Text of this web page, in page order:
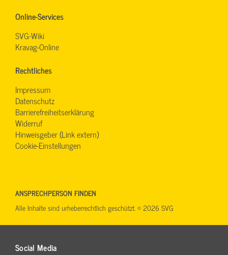
Online-Services
SVG-Wiki
Kravag-Online
Rechtliches
Impressum
Datenschutz
Barrierefreiheitserklärung
Widerruf
Hinweisgeber (Link extern)
Cookie-Einstellungen
Social Media
ANSPRECHPERSON FINDEN
Alle Inhalte sind urheberrechtlich geschützt. © 2026 SVG